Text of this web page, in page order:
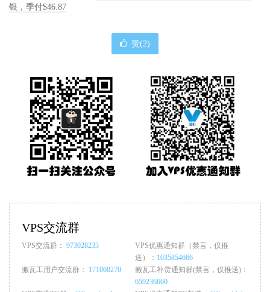
银，季付$46.87
赞(2)
VPS交流群
VPS交流群： 973028233
VPS优惠通知群（禁言，仅推
送）： 1035854666
搬瓦工用户交流群： 171060270
搬瓦工补货通知群(禁言，仅推送)：
659236660